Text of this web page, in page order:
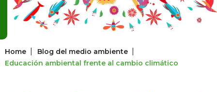
Home Blog del medio ambiente
Educación ambiental frente al cambio climático